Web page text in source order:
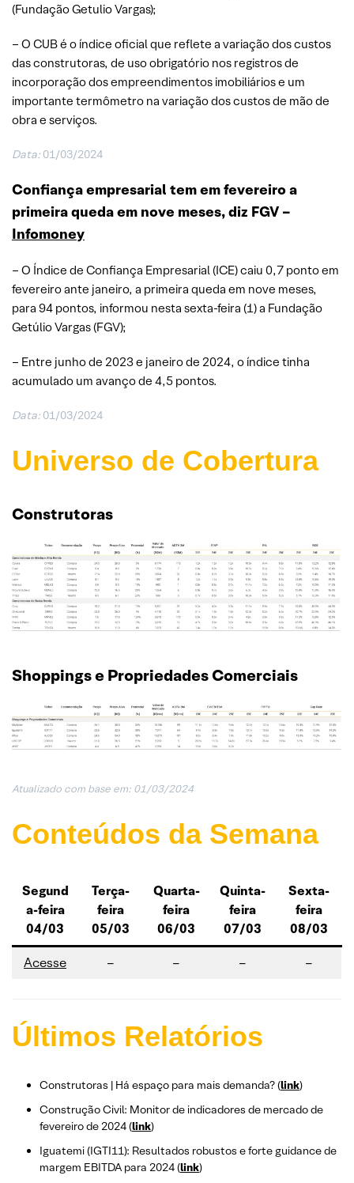
(Fundação Getulio Vargas);
– O CUB é o índice oficial que reflete a variação dos custos
das construtoras, de uso obrigatório nos registros de
incorporação dos empreendimentos imobiliários e um
importante termômetro na variação dos custos de mão de
obra e serviços.
Data: 01/03/2024
Confiança empresarial tem em fevereiro a
primeira queda em nove meses, diz FGV –
Infomoney
– O Índice de Confiança Empresarial (ICE) caiu 0,7 ponto em
fevereiro ante janeiro, a primeira queda em nove meses,
para 94 pontos, informou nesta sexta-feira (1) a Fundação
Getúlio Vargas (FGV);
– Entre junho de 2023 e janeiro de 2024, o índice tinha
acumulado um avanço de 4,5 pontos.
Data: 01/03/2024
Universo de Cobertura
Construtoras
Shoppings e Propriedades Comerciais
Atualizado com base em: 01/03/2024
Conteúdos da Semana
Segund
a-feira
04/03
Terça-
feira
05/03
Quarta-
feira
06/03
Quinta-
feira
07/03
Sexta-
feira
08/03
Acesse – – – –
Últimos Relatórios
Construtoras | Há espaço para mais demanda? (link)
Construção Civil: Monitor de indicadores de mercado de
fevereiro de 2024 (link)
Iguatemi (IGTI11): Resultados robustos e forte guidance de
margem EBITDA para 2024 (link)